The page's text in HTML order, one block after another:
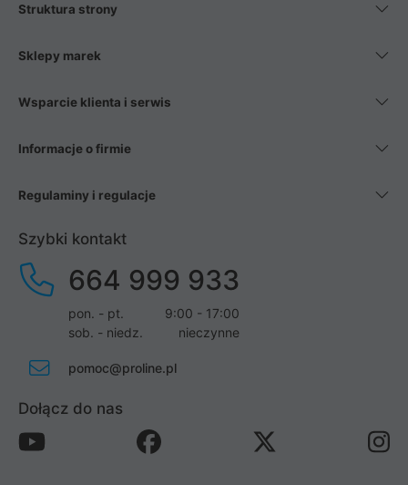
Struktura strony
Sklepy marek
Wsparcie klienta i serwis
Informacje o firmie
Regulaminy i regulacje
Szybki kontakt
664 999 933
pon. - pt.
9:00 - 17:00
sob. - niedz.
nieczynne
pomoc@proline.pl
Dołącz do nas